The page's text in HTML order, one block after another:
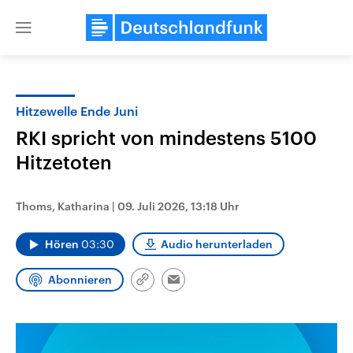
Close
Landtagswahl Sachsen-Anhalt
2026
September 2026 einen neuen
Landtag. Seit 2021 wird das
Bundesland von einer Koalition aus
gehören die Vereinigten
den mächtigsten Ländern
mit großem Einfluss auf
Hitzewelle Ende Juni
RKI spricht von mindestens 5100
Hitzetoten
Thoms, Katharina | 09. Juli 2026, 13:18 Uhr
Hören 03:30 Audio herunterladen
Abonnieren
Link
Email